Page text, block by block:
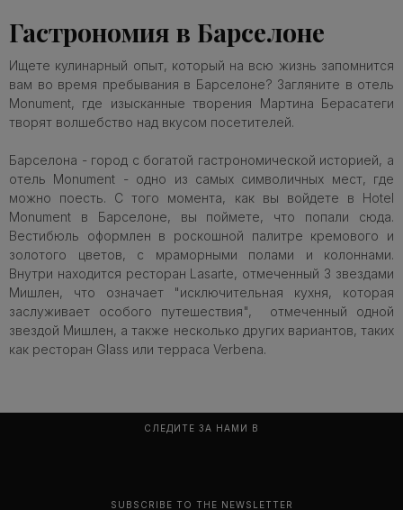
Гастрономия в Барселоне
Ищете кулинарный опыт, который на всю жизнь запомнится
вам во время пребывания в Барселоне? Загляните в отель
Monument, где изысканные творения Мартина Берасатеги
творят волшебство над вкусом посетителей.
Барселона - город с богатой гастрономической историей, а
отель Monument - одно из самых символичных мест, где
можно поесть. С того момента, как вы войдете в Hotel
Monument в Барселоне, вы поймете, что попали сюда.
Вестибюль оформлен в роскошной палитре кремового и
золотого цветов, с мраморными полами и колоннами.
Внутри находится ресторан Lasarte, отмеченный 3 звездами
Мишлен, что означает "исключительная кухня, которая
заслуживает особого путешествия", отмеченный одной
звездой Мишлен, а также несколько других вариантов, таких
как ресторан Glass или терраса Verbena.
СЛЕДИТЕ ЗА НАМИ В
SUBSCRIBE TO THE NEWSLETTER